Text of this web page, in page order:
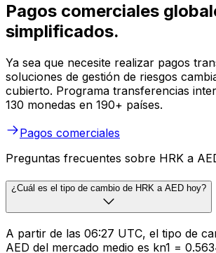
Pagos comerciales
simplificados.
Ya sea que necesite realizar pagos
soluciones de gestión de riesgos
cubierto. Programa transferencias
130 monedas en 190+ países.
Pagos comerciales
Preguntas frecuentes sobre HRK a
¿Cuál es el tipo de cambio de HRK a AED hoy?
A partir de las 06:27 UTC, el tipo de
AED del mercado medio es kn1 = د.إ0.5634. La tasa